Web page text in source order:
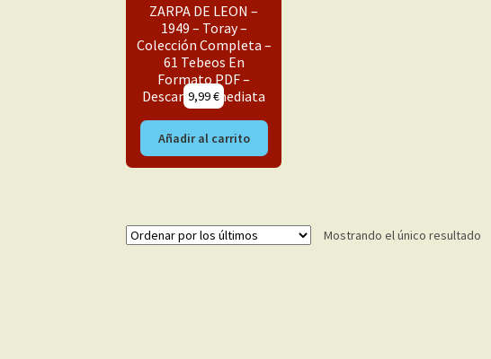
ZARPA DE LEON –
1949 – Toray –
Colección Completa –
61 Tebeos En
Formato PDF –
Descarga Inmediata
9,99€
Añadir al carrito
Mostrando el único resultado